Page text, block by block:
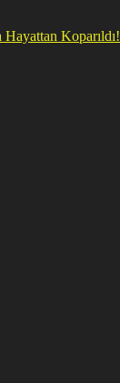
Koparıldı!